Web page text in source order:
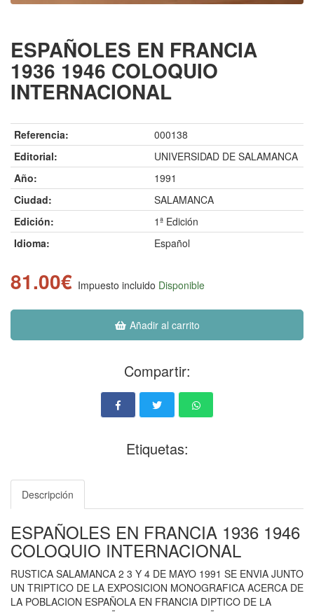
ESPAÑOLES EN FRANCIA
1936 1946 COLOQUIO
INTERNACIONAL
Referencia:
000138
Editorial:
UNIVERSIDAD DE SALAMANCA
Año:
1991
Ciudad:
SALAMANCA
Edición:
1ª Edición
Idioma:
Español
81.00€ Impuesto incluido Disponible
Añadir al carrito
Compartir:
Etiquetas:
Descripción
ESPAÑOLES EN FRANCIA 1936 1946
COLOQUIO INTERNACIONAL
RUSTICA SALAMANCA 2 3 Y 4 DE MAYO 1991 SE ENVIA JUNTO
UN TRIPTICO DE LA EXPOSICION MONOGRAFICA ACERCA DE
LA POBLACION ESPAÑOLA EN FRANCIA DIPTICO DE LA